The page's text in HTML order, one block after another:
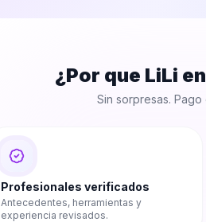
¿Por que LiLi en
Sin sorpresas.
Profesionales verificados
Antecedentes, herramientas y
experiencia revisados.